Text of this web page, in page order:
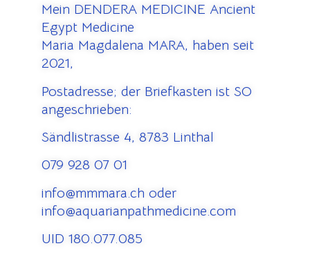
Mein DENDERA MEDICINE Ancient
Egypt Medicine
Maria Magdalena MARA, haben seit
2021,
Postadresse; der Briefkasten ist SO
angeschrieben:
Sändlistrasse 4, 8783 Linthal
079 928 07 01
info@mmmara.ch oder
info@aquarianpathmedicine.com
UID 180.077.085